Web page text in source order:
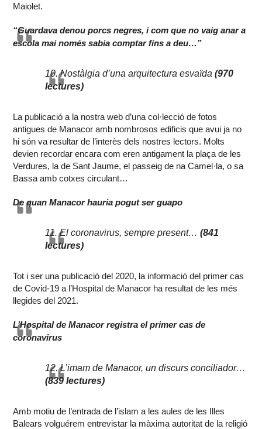
Maiolet.
“Guardava denou porcs negres, i com que no vaig anar a
escola mai només sabia comptar fins a deu…”
10. Nostàlgia d’una arquitectura esvaïda(970
lectures)
La publicació a la nostra web d’una col·lecció de fotos
antigues de Manacor amb nombrosos edificis que avui ja no
hi són va resultar de l’interès dels nostres lectors. Molts
devien recordar encara com eren antigament la plaça de les
Verdures, la de Sant Jaume, el passeig de na Camel·la, o sa
Bassa amb cotxes circulant…
De quan Manacor hauria pogut ser guapo
11. El coronavirus, sempre present…(841
lectures)
Tot i ser una publicació del 2020, la informació del primer cas
de Covid-19 a l’Hospital de Manacor ha resultat de les més
llegides del 2021.
L’Hospital de Manacor registra el primer cas de
coronavirus
12. L’imam de Manacor, un discurs conciliador…
(839 lectures)
Amb motiu de l’entrada de l’islam a les aules de les Illes
Balears volguérem entrevistar la màxima autoritat de la religió